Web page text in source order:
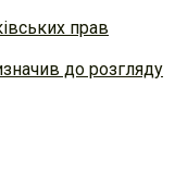
прав
до розгляду